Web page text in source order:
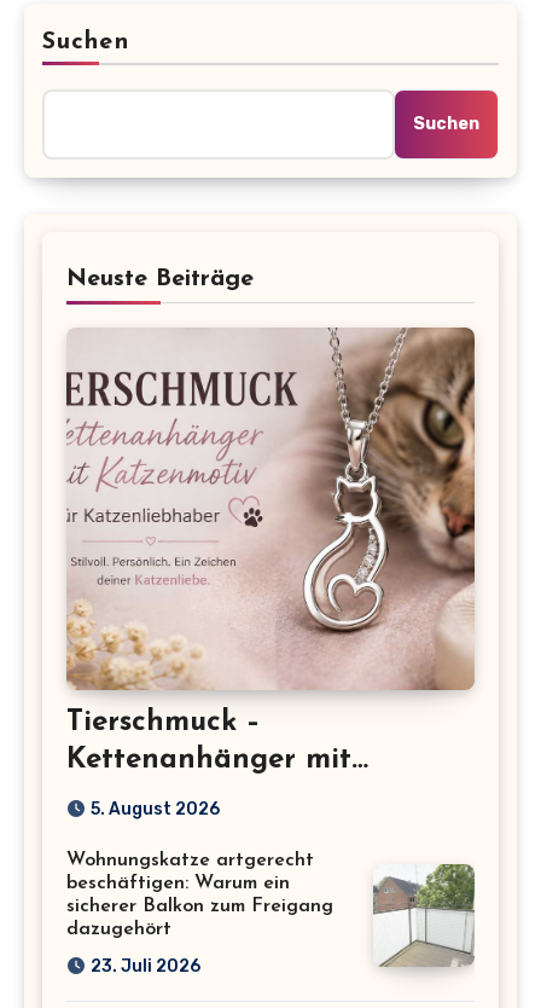
Suchen
Suchen
Neuste Beiträge
Tierschmuck –
Kettenanhänger mit
Katzenmotiv für
5. August 2026
Wohnungskatze artgerecht
beschäftigen: Warum ein
sicherer Balkon zum Freigang
dazugehört
23. Juli 2026